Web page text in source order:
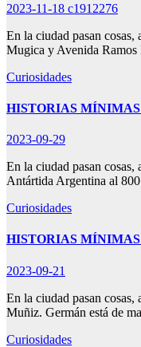
2023-11-18 c1912276
En la ciudad pasan cosas,
Mugica y Avenida
Curiosidades
HISTORIAS
2023-09-29
En la ciudad pasan cosas,
Antártida Argentina al
Curiosidades
HISTORIAS
2023-09-21
En la ciudad pasan
Muñiz. Germán está de
Curiosidades